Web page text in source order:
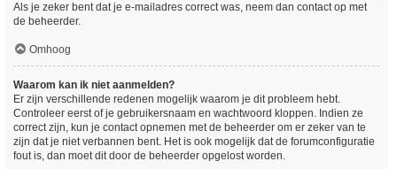
Als je zeker bent dat je e-mailadres correct was, neem dan contact op met
de beheerder.
Omhoog
Waarom kan ik niet aanmelden?
Er zijn verschillende redenen mogelijk waarom je dit probleem hebt.
Controleer eerst of je gebruikersnaam en wachtwoord kloppen. Indien ze
correct zijn, kun je contact opnemen met de beheerder om er zeker van te
zijn dat je niet verbannen bent. Het is ook mogelijk dat de forumconfiguratie
fout is, dan moet dit door de beheerder opgelost worden.